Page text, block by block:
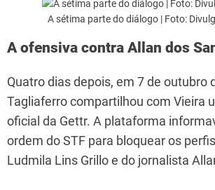
A sétima parte do diálogo | Foto:
A ofensiva contra Allan dos
Quatro dias depois, em 7 de outubro
Tagliaferro compartilhou com Vieira
oficial da Gettr. A plataforma
ordem do STF para bloquear os
Ludmila Lins Grillo e do jornalista